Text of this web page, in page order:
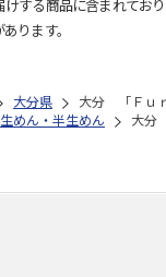
する商品に含まれており
ります。
大分県
大分 「Ｆｕ
生めん・半生めん 大分